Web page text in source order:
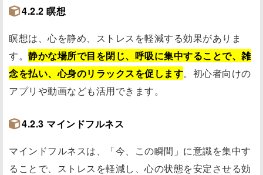
4.2.2 瞑想
瞑想は、心を静め、ストレスを軽減する効果がありま
す。 静かな場所で目を閉じ、呼吸に集中することで、雑
念を払い、心身のリラックスを促します。初心者向けの
アプリや動画なども活用できます。
4.2.3 マインドフルネス
マインドフルネスは、「今、この瞬間」に意識を集中す
ることで、ストレスを軽減し、心の状態を安定させる効